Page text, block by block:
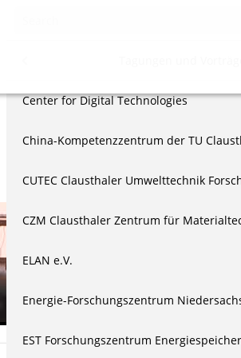
TU Clausthal
& Ethik
Center for Digital Technologies
China-Kompetenzzentrum der TU
CUTEC Clausthaler Umwelttechnik
CZM Clausthaler Zentrum für
ELAN e.V.
Energie-Forschungszentrum
EST Forschungszentrum